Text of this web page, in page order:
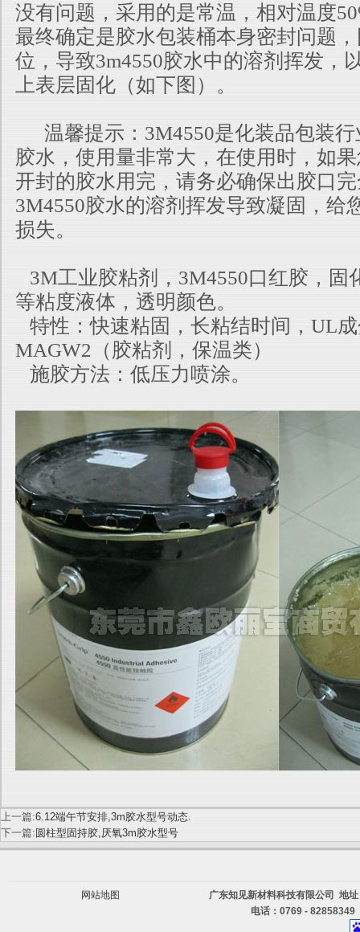
没有问题，采用的是常温，相对温度
最终确定是胶水包装桶本身密封问题
位，导致3m4550胶水中的溶剂挥发，
上表层固化（如下图）。
温馨提示：3M4550是化装品包装行
胶水，使用量非常大，在使用时，如
开封的胶水用完，请务必确保出胶口
3M4550胶水的溶剂挥发导致凝固，给
损失。
3M工业胶粘剂，3M4550口红胶，固
等粘度液体，透明颜色。
特性：快速粘固，长粘结时间，UL
MAGW2（胶粘剂，保温类）
施胶方法：低压力喷涂。
上一篇:6.12端午节安排,3m胶水型号动态.
下一篇: 圆柱型固持胶,厌氧3m胶水型号
网站地图
广东知见新材料科技有限公司 地
电话：0769 -